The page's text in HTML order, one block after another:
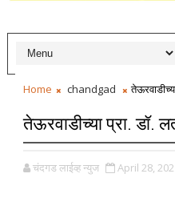
Home chandgad
तेऊरवाडीच्या प्रा. डॉ.
चंदगड लाईव्ह न्युज April 28,